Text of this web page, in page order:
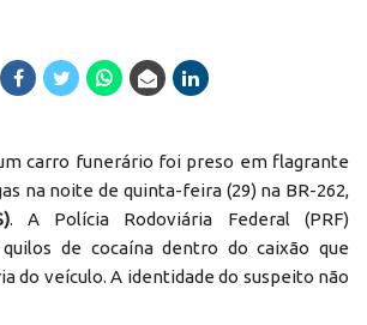
carro funerário foi preso em flagrante
na noite de quinta-feira (29) na BR-262,
. A Polícia Rodoviária Federal (PRF)
quilos de cocaína dentro do caixão que
do veículo. A identidade do suspeito não